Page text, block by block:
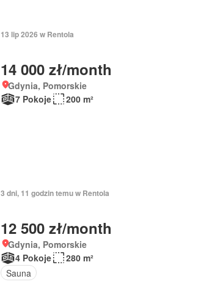
13 lip 2026 w Rentola
14 000 zł/month
Gdynia, Pomorskie
7 Pokoje
200 m²
3 dni, 11 godzin temu w Rentola
12 500 zł/month
Gdynia, Pomorskie
4 Pokoje
280 m²
Sauna